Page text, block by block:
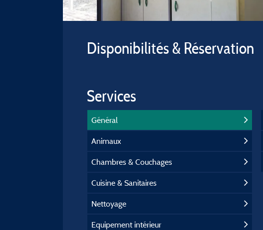
Disponibilités & Réservation
Services
Général
Animaux
Chambres & Couchages
Cuisine & Sanitaires
Nettoyage
Equipement intérieur